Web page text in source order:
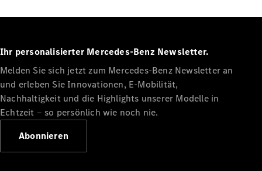
Mercedes-
Benz Store
eVito
Ihr personalisierter Mercedes-Benz Newsletter.
Melden Sie sich jetzt zum Mercedes-Benz Newsletter an
und erleben Sie Innovationen, E-Mobilität,
Nachhaltigkeit und die Highlights unserer Modelle in
Echtzeit ‒ so persönlich wie noch nie.
Abonnieren